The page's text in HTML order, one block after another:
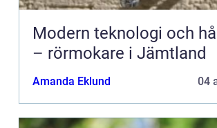
Modern teknologi och
– rörmokare i Jämtland
Amanda Eklund 04